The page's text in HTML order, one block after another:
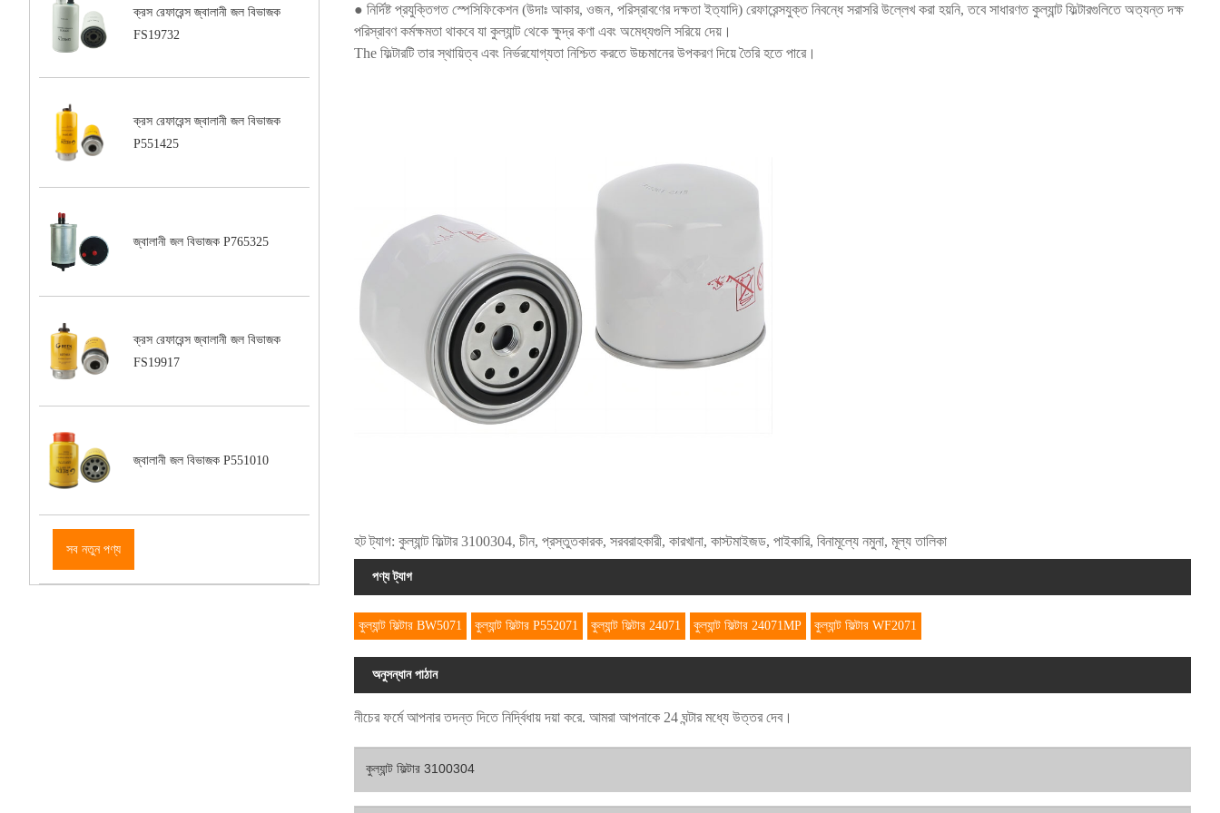
ক্রস রেফারেন্স জ্বালানী জল বিভাজক
FS19732
ক্রস রেফারেন্স জ্বালানী জল বিভাজক
P551425
জ্বালানী জল বিভাজক P765325
ক্রস রেফারেন্স জ্বালানী জল বিভাজক
FS19917
জ্বালানী জল বিভাজক P551010
সব নতুন পণ্য
● নির্দিষ্ট প্রযুক্তিগত স্পেসিফিকেশন (উদাঃ আকার, ওজন, পরিস্রাবণের দক্ষতা ইত্যাদি) রেফারেন্সযুক্ত নিবন্ধে সরাসরি উল্লেখ করা হয়নি, তবে সাধারণত কুল্যান্ট ফিল্টারগুলিতে অত্যন্ত দক্ষ
পরিস্রাবণ কর্মক্ষমতা থাকবে যা কুল্যান্ট থেকে ক্ষুদ্র কণা এবং অমেধ্যগুলি সরিয়ে দেয়।
The ফিল্টারটি তার স্থায়িত্ব এবং নির্ভরযোগ্যতা নিশ্চিত করতে উচ্চমানের উপকরণ দিয়ে তৈরি হতে পারে।
হট ট্যাগ: কুল্যান্ট ফিল্টার 3100304, চীন, প্রস্তুতকারক, সরবরাহকারী, কারখানা, কাস্টমাইজড, পাইকারি, বিনামূল্যে নমুনা, মূল্য তালিকা
পণ্য ট্যাগ
কুল্যান্ট ফিল্টার BW5071 কুল্যান্ট ফিল্টার P552071 কুল্যান্ট ফিল্টার 24071 কুল্যান্ট ফিল্টার 24071MP কুল্যান্ট ফিল্টার WF2071
অনুসন্ধান পাঠান
নীচের ফর্মে আপনার তদন্ত দিতে নির্দ্বিধায় দয়া করে. আমরা আপনাকে 24 ঘন্টার মধ্যে উত্তর দেব।